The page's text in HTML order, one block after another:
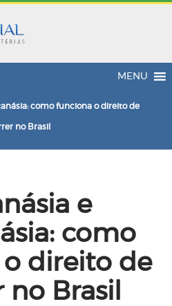
MENU
como funciona o direito de
no Brasil
e
como
direito de
Brasil